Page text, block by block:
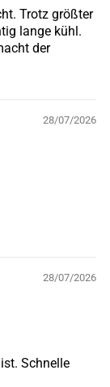
Trotz größter
lange kühl.
der
28/07/2026
28/07/2026
Schnelle